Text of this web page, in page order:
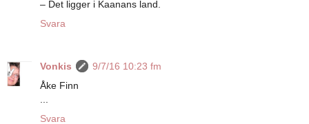
– Det ligger i Kaanans land.
Svara
Vonkis
9/7/16 10:23 fm
Åke Finn
Svara